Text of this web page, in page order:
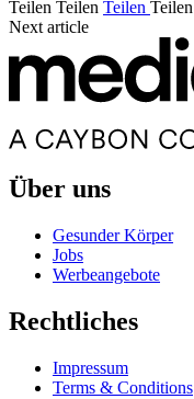
Teilen Teilen Teilen Teilen
Next article
Über uns
Gesunder Körper
Jobs
Werbeangebote
Rechtliches
Impressum
Terms & Conditions